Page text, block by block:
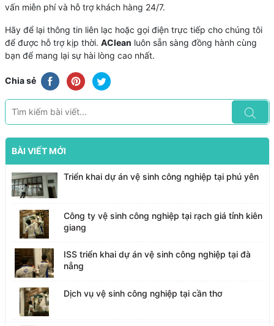
vấn miễn phí và hỗ trợ khách hàng 24/7.
Hãy để lại thông tin liên lạc hoặc gọi điện trực tiếp cho chúng tôi
để được hỗ trợ kịp thời. AClean luôn sẵn sàng đồng hành cùng
bạn để mang lại sự hài lòng cao nhất.
Chia sẻ
BÀI VIẾT MỚI
Triển khai dự án vệ sinh công nghiệp tại phú yên
Công ty vệ sinh công nghiệp tại rạch giá tỉnh kiên
giang
ISS triển khai dự án vệ sinh công nghiệp tại đà
nẵng
Dịch vụ vệ sinh công nghiệp tại cần thơ